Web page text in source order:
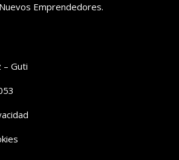
Emprendedores.
– Guti